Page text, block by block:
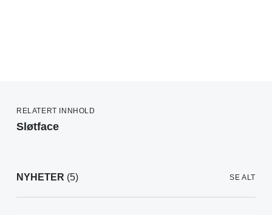
RELATERT INNHOLD
Sløtface
NYHETER (5) SE ALT